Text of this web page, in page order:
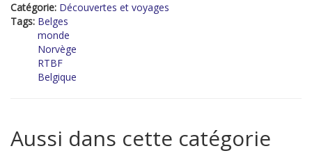
Catégorie: Découvertes et voyages
Tags: Belges
monde
Norvège
RTBF
Belgique
Aussi dans cette catégorie